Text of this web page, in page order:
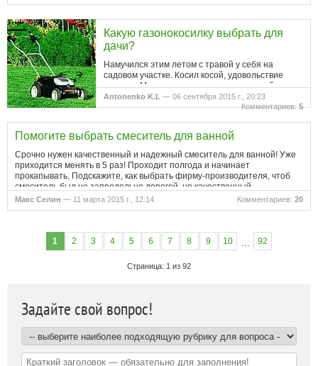
Какую газонокосилку выбрать для
дачи?
Намучился этим летом с травой у себя на
садовом участке. Косил косой, удовольствие
никакое. Мало того, красивыми мои лужайки
после покосов не стали. Задумался над покупкой
газонокосилки, чтоб на мои 15…
Antonenko K.L — 06 сентября 2015 г., 20:23
Комментариев:5
Помогите выбрать смеситель для ванной
Срочно нужен качественный и надежный смеситель для ванной! Уже
приходится менять в 5 раз! Проходит полгода и начинает
прокапывать. Подскажите, как выбрать фирму-производителя, чтоб
смеситель был не запредельно дорогой, но качественный.
Макс Селин — 11 марта 2015 г., 12:14 Комментариев: 20
1 2 3 4 5 6 7 8 9 10 92
Страница: 1 из 92
Задайте свой вопрос!